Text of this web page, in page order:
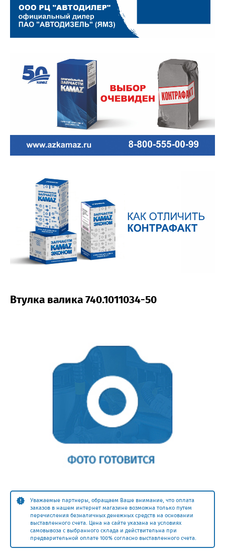
Втулка валика 740.1011034-50
Уважаемые партнеры, обращаем Ваше внимание, что оплата
заказов в нашем интернет магазине возможна только путем
перечисления безналичных денежных средств на основании
выставленного счета. Цена на сайте указана на условиях
самовывоза с выбранного склада и действительна при
предварительной оплате 100% согласно выставленного счета.